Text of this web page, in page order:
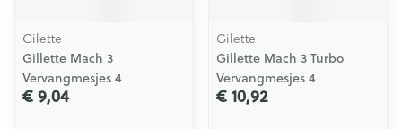
Gilette
Gillette Mach 3
Vervangmesjes 4
€ 9,04
Gilette
Gillette Mach 3 Turbo
Vervangmesjes 4
€ 10,92